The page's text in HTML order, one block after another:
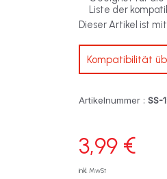
Liste der
Dieser Artikel ist
Kompatibilität
Artikelnummer : SS-
3,99 €
inkl. MwSt